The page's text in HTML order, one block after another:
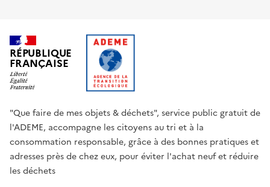
RÉPUBLIQUE
FRANÇAISE
"Que faire de mes objets & déchets", service public gratuit de
l'ADEME, accompagne les citoyens au tri et à la
consommation responsable, grâce à des bonnes pratiques et
adresses près de chez eux, pour éviter l'achat neuf et réduire
les déchets